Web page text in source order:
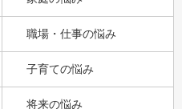
職場・仕事の悩み
子育ての悩み
将来の悩み